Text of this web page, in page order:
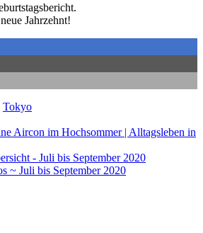
Jahrzehnt!
Tokyo
Aircon im Hochsommer | Alltagsleben in
~ Juli bis September 2020